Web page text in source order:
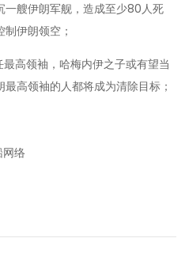
一艘伊朗军舰，造成至少80人死
伊朗领空；
高领袖，哈梅内伊之子或有望当
高领袖的人都将成为清除目标；
络